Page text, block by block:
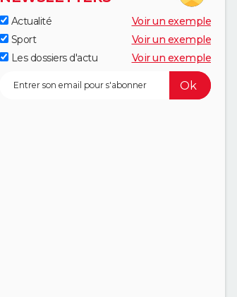
Actualité
Voir un exemple
Sport
Voir un exemple
Les dossiers d'actu
Voir un exemple